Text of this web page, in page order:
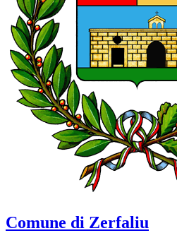
Comune di Zerfaliu